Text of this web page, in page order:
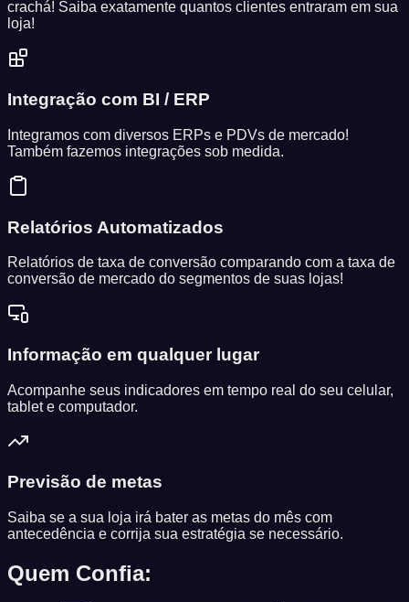
crachá! Saiba exatamente quantos clientes entraram em sua
loja!
Integração com BI / ERP
Integramos com diversos ERPs e PDVs de mercado!
Também fazemos integrações sob medida.
Relatórios Automatizados
Relatórios de taxa de conversão comparando com a taxa de
conversão de mercado do segmentos de suas lojas!
Informação em qualquer lugar
Acompanhe seus indicadores em tempo real do seu celular,
tablet e computador.
Previsão de metas
Saiba se a sua loja irá bater as metas do mês com
antecedência e corrija sua estratégia se necessário.
Quem Confia: